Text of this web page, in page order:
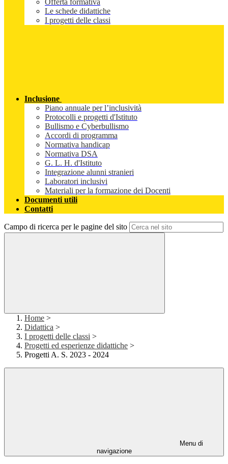
Offerta formativa
Le schede didattiche
I progetti delle classi
Inclusione
Piano annuale per l’inclusività
Protocolli e progetti d'Istituto
Bullismo e Cyberbullismo
Accordi di programma
Normativa handicap
Normativa DSA
G. L. H. d'Istituto
Integrazione alunni stranieri
Laboratori inclusivi
Materiali per la formazione dei Docenti
Documenti utili
Contatti
Campo di ricerca per le pagine del sito
Home >
Didattica >
I progetti delle classi >
Progetti ed esperienze didattiche >
Progetti A. S. 2023 - 2024
Menu di
navigazione